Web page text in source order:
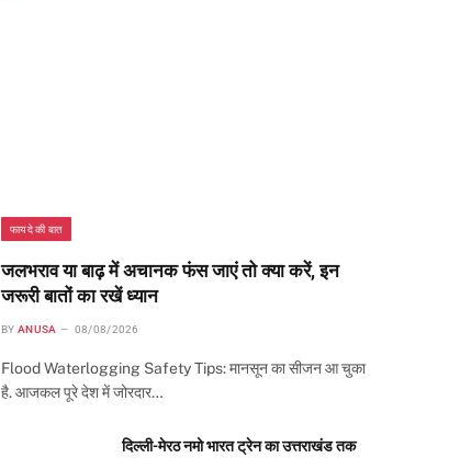
फायदे की बात
जलभराव या बाढ़ में अचानक फंस जाएं तो क्या करें, इन
जरूरी बातों का रखें ध्यान
BY ANUSA 08/08/2026
Flood Waterlogging Safety Tips: मानसून का सीजन आ चुका
है. आजकल पूरे देश में जोरदार…
दिल्ली-मेरठ नमो भारत ट्रेन का उत्तराखंड तक